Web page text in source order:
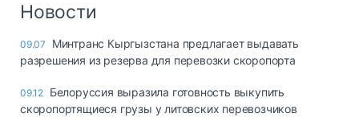
Новости
09.07
Минтранс Кыргызстана предлагает выдавать
разрешения из резерва для перевозки скоропорта
09.12 Белоруссия выразила готовность выкупить
скоропортящиеся грузы у литовских перевозчиков